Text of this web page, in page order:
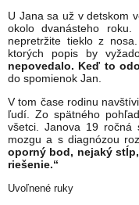
U Jana sa už v detskom
okolo dvanásteho
nepretržite tieklo z
ktorých popis by
nepovedalo. Keď to
do spomienok Jan.
V tom čase rodinu
ľudí. Zo spätného
všetci. Janova 19 ročná
mozgu a s diagnózou
oporný bod, nejaký
riešenie.“
Uvoľnené ruky